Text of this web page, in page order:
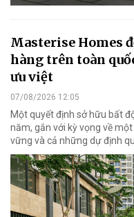
Masterise Homes
hàng trên toàn
ưu việt
07/08/2026 12:05
Một quyết định sở hữu bất
năm, gắn với kỳ vọng về
vững và cả những dự định